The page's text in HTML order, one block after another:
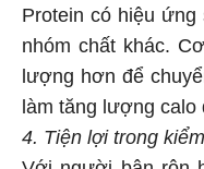
Protein có hiệu
nhóm chất khác.
lượng hơn để
làm tăng lượng calo
4. Tiện lợi trong